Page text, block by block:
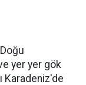
yer yer gök
Karadeniz'de